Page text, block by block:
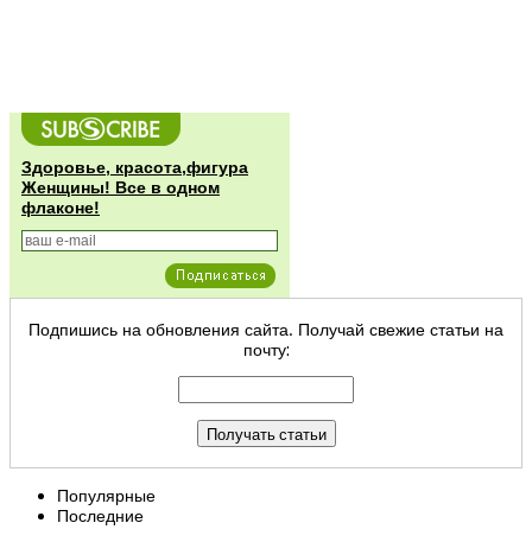
Здоровье, красота,фигура
Женщины! Все в одном
флаконе!
Подпишись на обновления сайта. Получай свежие статьи на
почту:
Популярные
Последние